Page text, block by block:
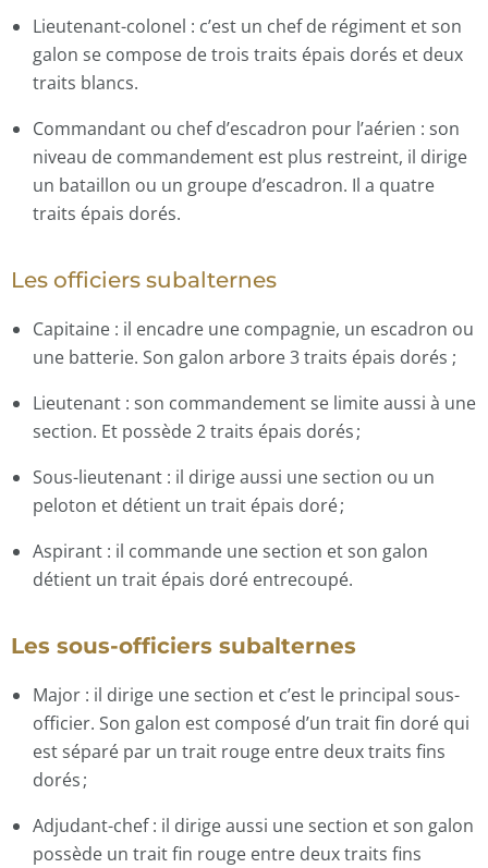
Lieutenant-colonel : c’est un chef de régiment et son
galon se compose de trois traits épais dorés et deux
traits blancs.
Commandant ou chef d’escadron pour l’aérien : son
niveau de commandement est plus restreint, il dirige
un bataillon ou un groupe d’escadron. Il a quatre
traits épais dorés.
Les officiers subalternes
Capitaine : il encadre une compagnie, un escadron ou
une batterie. Son galon arbore 3 traits épais dorés ;
Lieutenant : son commandement se limite aussi à une
section. Et possède 2 traits épais dorés ;
Sous-lieutenant : il dirige aussi une section ou un
peloton et détient un trait épais doré ;
Aspirant : il commande une section et son galon
détient un trait épais doré entrecoupé.
Les sous-officiers subalternes
Major : il dirige une section et c’est le principal sous-
officier. Son galon est composé d’un trait fin doré qui
est séparé par un trait rouge entre deux traits fins
dorés ;
Adjudant-chef : il dirige aussi une section et son galon
possède un trait fin rouge entre deux traits fins